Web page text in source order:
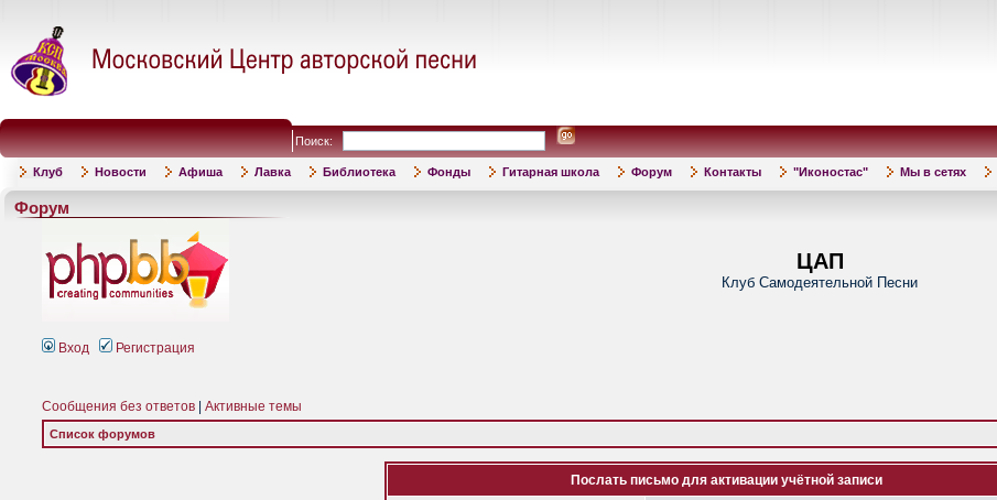
Поиск:
Клуб Новости Афиша Лавка Библиотека Фонды Гитарная школа Форум Контакты "Иконостас" Мы в сетях
Форум
ЦАП
Клуб Самодеятельной Песни
Вход Регистрация
Сообщения без ответов Активные темы
Список форумов
Послать письмо для активации учётной записи